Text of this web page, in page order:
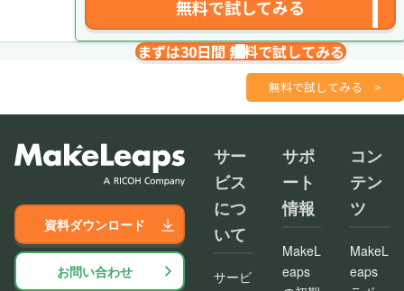
無料で試してみる
まずは30日間 無料で試してみる
無料で試してみる >
資料ダウンロード
お問い合わせ
サー
ビス
につ
いて
サービ
サポ
ート
情報
MakeL
eaps
コン
テン
ツ
MakeL
eaps